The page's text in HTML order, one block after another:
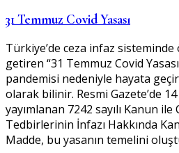
31 Temmuz Covid Yasası
Türkiye’de ceza infaz
getiren “31 Temmuz Covid
pandemisi nedeniyle hayata
olarak bilinir. Resmi Gazete’de
yayımlanan 7242 sayılı Kanun
Tedbirlerinin İnfazı Hakkında
Madde, bu yasanın temelini